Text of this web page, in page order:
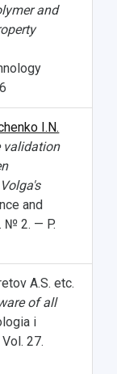
состав
на
России и
коллективы
научных
and
I.N.
validation
and
№ 2. — P.
A.S. etc.
of all
i
27.